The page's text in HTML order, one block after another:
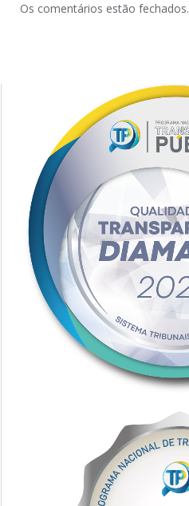
Os comentários estão fechados.